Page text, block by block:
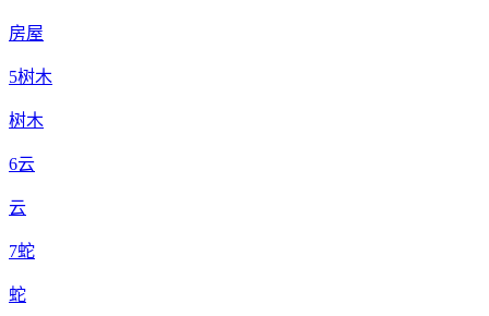
房屋
5树木
树木
6云
云
7蛇
蛇